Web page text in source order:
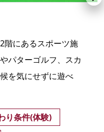
階にあるスポーツ施
パターゴルフ、スカ
を気にせずに遊べ
り条件(体験)